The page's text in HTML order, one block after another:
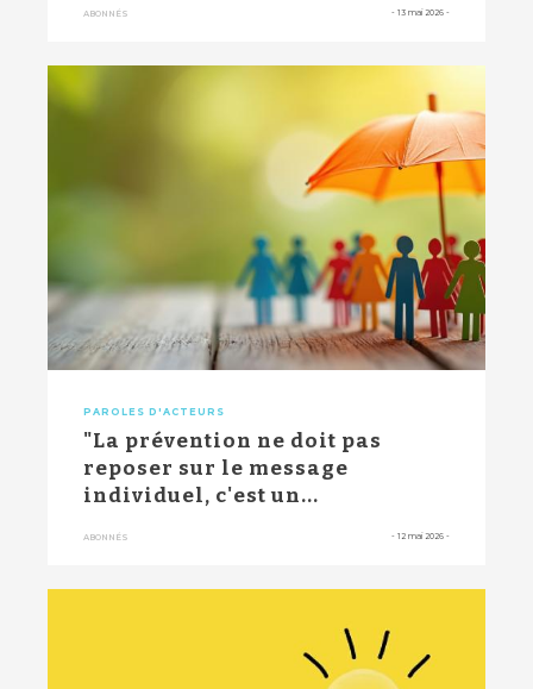
ABONNÉS - 13 mai 2026 -
PAROLES D'ACTEURS
"La prévention ne doit pas
reposer sur le message
individuel, c'est un...
ABONNÉS - 12 mai 2026 -